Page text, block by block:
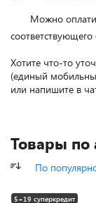
Хотите что-то
(единый
или напишите в
Товары по
По
5+19 суперкредит